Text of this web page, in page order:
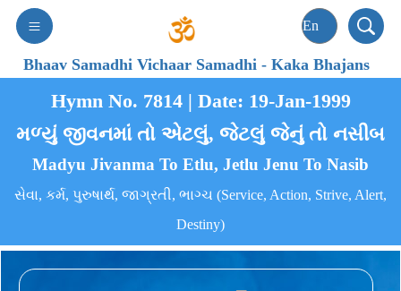
Bhaav Samadhi Vichaar Samadhi-Kaka Bhajans
Hymn No. 7814 | Date: 19-Jan-1999
મળ્યું જીવનમાં તો એટલું, જેટલું જેનું તો નસીબ
Madyu Jivanma To Etlu, Jetlu Jenu To Nasib
સેવા, કર્મ, પુરુષાર્થ, જાગ્રતી, ભાગ્ચ (Service, Action, Strive, Alert,
Destiny)